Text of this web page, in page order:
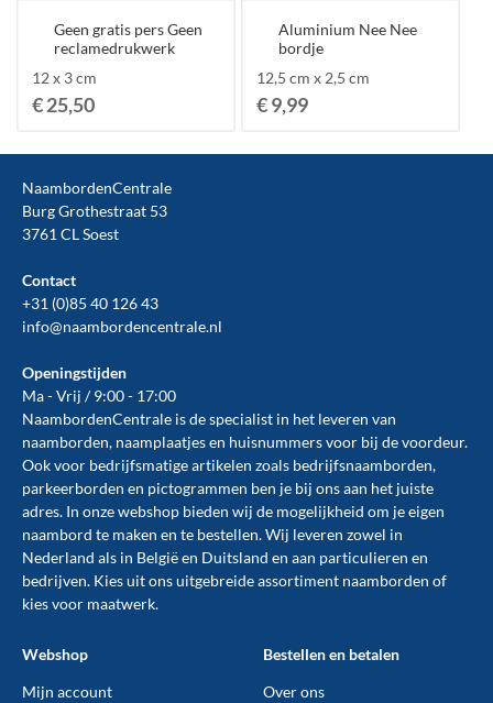
Geen gratis pers Geen
reclamedrukwerk
12 x 3 cm
€ 25,50
Aluminium Nee Nee
bordje
12,5 cm x 2,5 cm
€ 9,99
NaambordenCentrale
Burg Grothestraat 53
3761 CL Soest
Contact
+31 (0)85 40 126 43
info@naambordencentrale.nl
Openingstijden
Ma - Vrij / 9:00 - 17:00
NaambordenCentrale is de specialist in het leveren van
naamborden, naamplaatjes en huisnummers voor bij devoordeur.
Ook voor bedrijfsmatige artikelen zoals bedrijfsnaamborden,
parkeerborden en pictogrammen ben je bij ons aan het juiste
adres. In onze webshop bieden wij de mogelijkheid om je eigen
naambord te maken en te bestellen. Wij leveren zowel in
Nederland als in België en Duitsland en aan particulieren en
bedrijven. Kies uit ons uitgebreide assortiment naamborden of
kies voor maatwerk.
Webshop
Mijn account
Bestellen en betalen
Over ons